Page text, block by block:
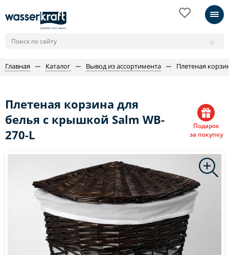
Главная Каталог Вывод из ассортимента Плетеная
Плетеная корзина для
белья с крышкой Salm WB-
270-L
Подарок
за покупку